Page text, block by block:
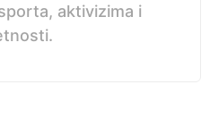
aktivizima i